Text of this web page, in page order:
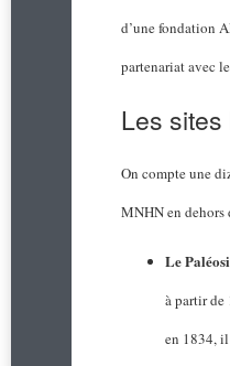
d’une fondation
partenariat avec
Les
On compte une
MNHN en dehors
Le
à partir de
en 1834,